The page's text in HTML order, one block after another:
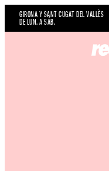
GIRONA Y SANT CUGAT DEL VALLÈS
DE LUN. A SÁB.